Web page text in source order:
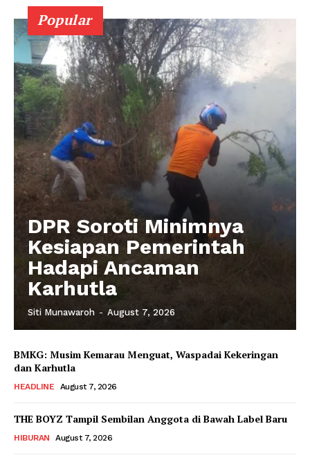
Popular
DPR Soroti Minimnya
Kesiapan Pemerintah
Hadapi Ancaman
Karhutla
Siti Munawaroh - August 7, 2026
BMKG: Musim Kemarau Menguat, Waspadai Kekeringan
dan Karhutla
HEADLINE August 7, 2026
THE BOYZ Tampil Sembilan Anggota di Bawah Label Baru
HIBURAN August 7, 2026